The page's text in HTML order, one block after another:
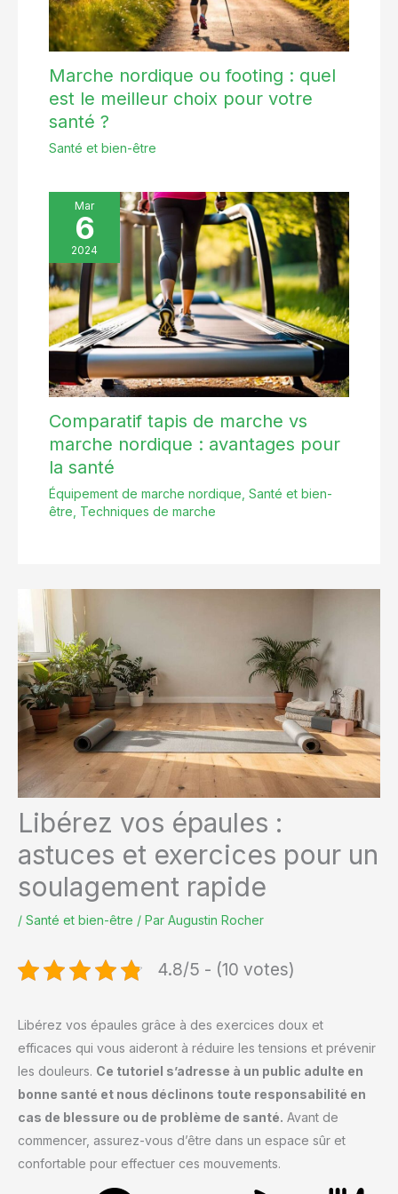
Marche nordique ou footing : quel
est le meilleur choix pour votre
santé ?
Santé et bien-être
Mar
6
2024
Comparatif tapis de marche vs
marche nordique : avantages pour
la santé
Équipement de marche nordique Santé et bien-
être Techniques de marche
Libérez vos épaules :
astuces et exercices pour un
soulagement rapide
/ Santé et bien-être / Par Augustin Rocher
4.8/5 - (10 votes)
Libérez vos épaules grâce à des exercices doux et
efficaces qui vous aideront à réduire les tensions et prévenir
les douleurs. Ce tutoriel s’adresse à un public adulte en
bonne santé et nous déclinons toute responsabilité en
cas de blessure ou de problème de santé. Avant de
commencer, assurez-vous d’être dans un espace sûr et
confortable pour effectuer ces mouvements.